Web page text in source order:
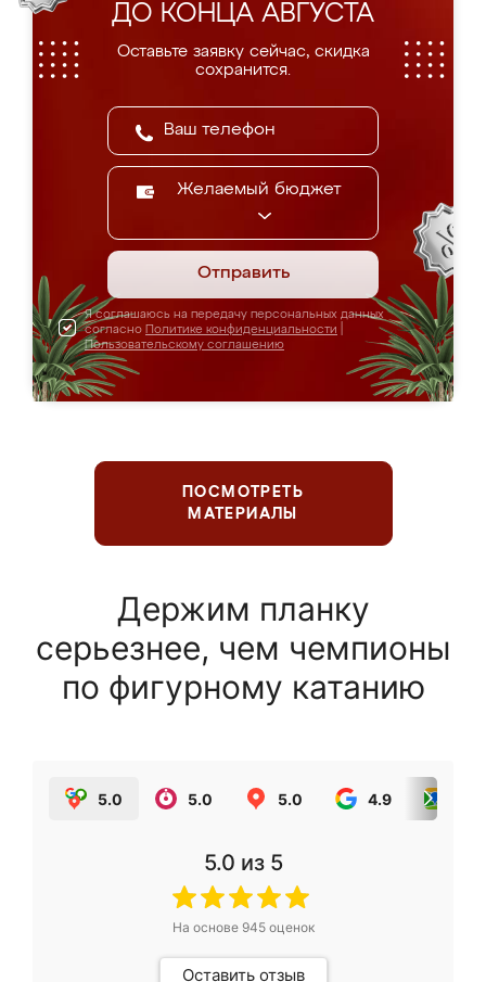
ДО КОНЦА АВГУСТА
Оставьте заявку сейчас, скидка
сохранится.
Желаемый бюджет
Отправить
Я соглашаюсь на передачу персональных данных
согласно Политике конфиденциальности
Пользовательскому соглашению
ПОСМОТРЕТЬ
МАТЕРИАЛЫ
Держим планку
серьезнее, чем чемпионы
по фигурному катанию
5.0 5.0 5.0 4.9
5.0 из 5
На основе 945оценок
Оставить отзыв